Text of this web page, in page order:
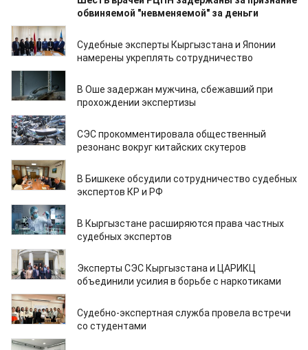
обвиняемой "невменяемой" за деньги
11.12.2025
Судебные эксперты Кыргызстана и Японии
намерены укреплять сотрудничество
30.07.2025
В Оше задержан мужчина, сбежавший при
прохождении экспертизы
22.07.2025
СЭС прокомментировала общественный
резонанс вокруг китайских скутеров
30.06.2025
В Бишкеке обсудили сотрудничество судебных
экспертов КР и РФ
26.06.2025
В Кыргызстане расширяются права частных
судебных экспертов
29.04.2025
Эксперты СЭС Кыргызстана и ЦАРИКЦ
объединили усилия в борьбе с наркотиками
04.12.2024
Судебно-экспертная служба провела встречи
со студентами
18.07.2023